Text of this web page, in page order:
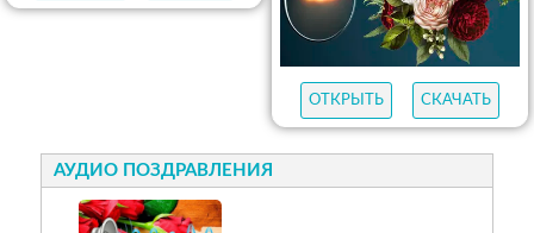
ОТКРЫТЬ СКАЧАТЬ
АУДИО ПОЗДРАВЛЕНИЯ